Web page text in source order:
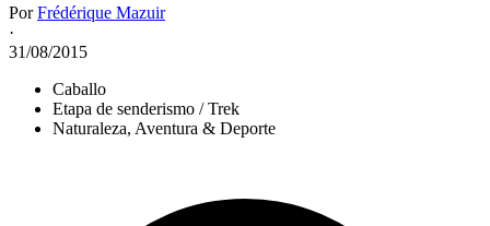
PorFrédérique Mazuir
·
31/08/2015
Caballo
Etapa de senderismo / Trek
Naturaleza, Aventura & Deporte